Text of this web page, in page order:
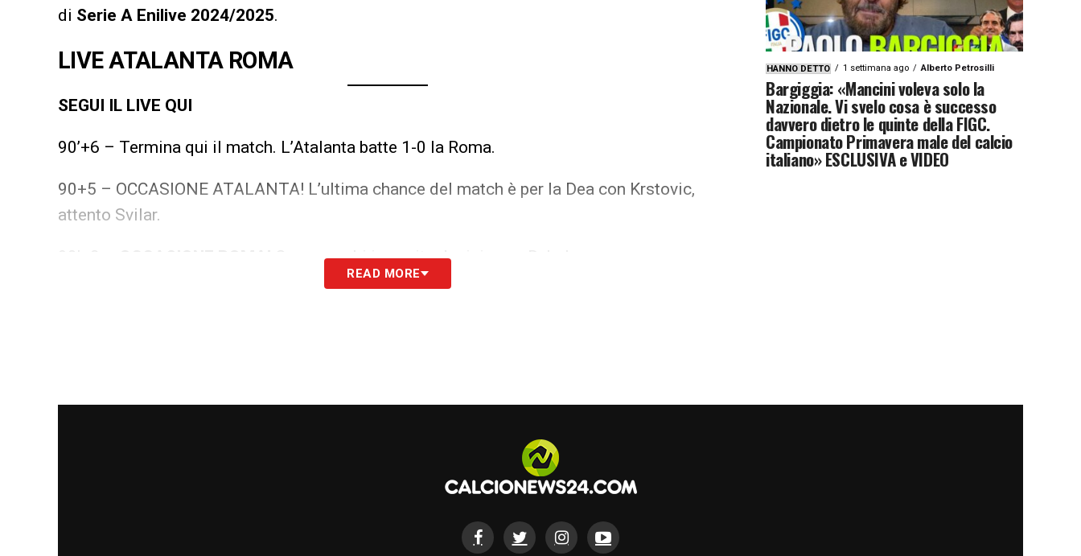
di Serie A Enilive 2024/2025.
LIVE ATALANTA ROMA
SEGUI IL LIVE QUI
90’+6 – Termina qui il match. L’Atalanta batte 1-0 la Roma.
90+5 – OCCASIONE ATALANTA! L’ultima chance del match è per la Dea con Krstovic,
attento Svilar.
Carnesecchi in uscita decisivo su Dybala.
Maldini.
66′ – Altro cambio nella Roma: fuori Soulè, dentro El Shaarawy.
59′ – Cambiano le due squadre. Nell’Atalanta fuori Scalvini e Zalewski per Hien. Nella
Roma escono Ferguson e Rensch per Dovbyk e Tsimikas,
READ MORE
HANNO DETTO 1 settimana ago Alberto Petrosilli
Bargiggia: «Mancini voleva solo la
Nazionale. Vi svelo cosa è successo
davvero dietro le quinte della FIGC.
Campionato Primavera male del calcio
italiano» ESCLUSIVA e VIDEO